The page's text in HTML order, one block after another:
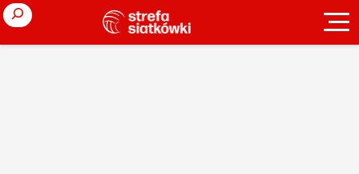
Search